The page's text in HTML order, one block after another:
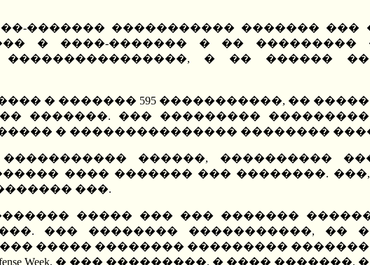
������� ����������� �������
� ����-������� � �� ���������
����������������, � �� ������
� ������� 595 �����������, ��
�������. ��� ���������
� ��������������� ��������
������, ����������
���� ������� ��� ��������.
���.
����� ��� ��� �������
��� �������� �����������, ��
����� �������� ���������
Week, � ��� ���������, � ���� �������,